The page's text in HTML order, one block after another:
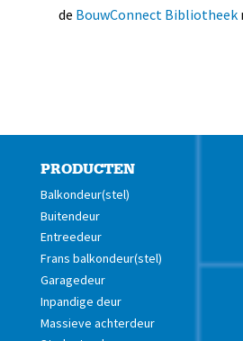
de BouwConnect Bibliotheek
PRODUCTEN
Balkondeur(stel)
Buitendeur
Entreedeur
Frans balkondeur(stel)
Garagedeur
Inpandige deur
Massieve achterdeur